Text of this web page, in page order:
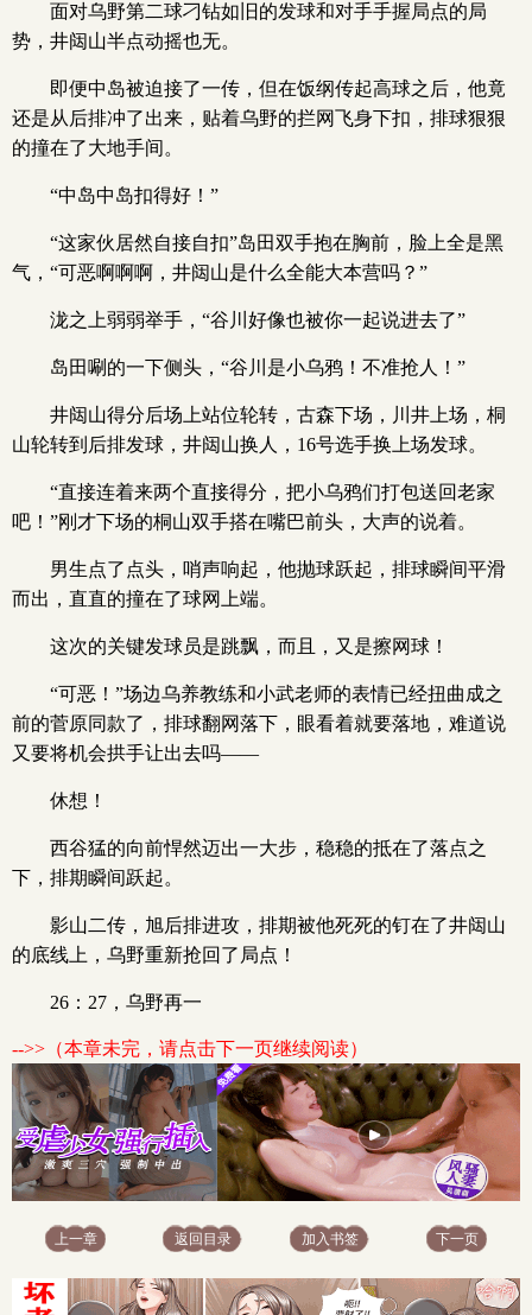
面对乌野第二球刁钻如旧的发球和对手手握局点的局
势，井闼山半点动摇也无。
即便中岛被迫接了一传，但在饭纲传起高球之后，他竟
还是从后排冲了出来，贴着乌野的拦网飞身下扣，排球狠狠
的撞在了大地手间。
“中岛中岛扣得好！”
“这家伙居然自接自扣”岛田双手抱在胸前，脸上全是黑
气，“可恶啊啊啊，井闼山是什么全能大本营吗？”
泷之上弱弱举手，“谷川好像也被你一起说进去了”
岛田唰的一下侧头，“谷川是小乌鸦！不准抢人！”
井闼山得分后场上站位轮转，古森下场，川井上场，桐
山轮转到后排发球，井闼山换人，16号选手换上场发球。
“直接连着来两个直接得分，把小乌鸦们打包送回老家
吧！”刚才下场的桐山双手搭在嘴巴前头，大声的说着。
男生点了点头，哨声响起，他抛球跃起，排球瞬间平滑
而出，直直的撞在了球网上端。
这次的关键发球员是跳飘，而且，又是擦网球！
“可恶！”场边乌养教练和小武老师的表情已经扭曲成之
前的菅原同款了，排球翻网落下，眼看着就要落地，难道说
又要将机会拱手让出去吗——
休想！
西谷猛的向前悍然迈出一大步，稳稳的抵在了落点之
下，排期瞬间跃起。
影山二传，旭后排进攻，排期被他死死的钉在了井闼山
的底线上，乌野重新抢回了局点！
26：27，乌野再一
-->>（本章未完，请点击下一页继续阅读）
上一章 返回目录 加入书签 下一页